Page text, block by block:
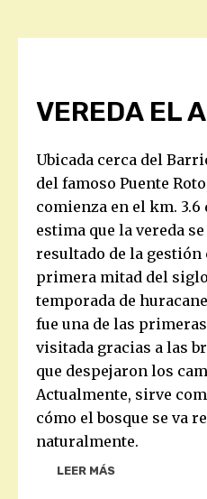
VEREDA EL
Ubicada cerca del
del famoso Puente
comienza en el km. 3.6
estima que la vereda
resultado de la gestión
primera mitad del
temporada de
fue una de las
visitada gracias a las
que despejaron los
Actualmente, sirve
cómo el bosque se va
naturalmente.
LEER MÁS